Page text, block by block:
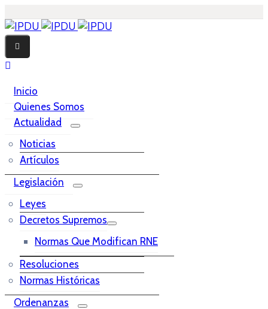
Inicio
Quienes Somos
Actualidad
Noticias
Artículos
Legislación
Leyes
Decretos Supremos
Normas Que Modifican RNE
Resoluciones
Normas Históricas
Ordenanzas